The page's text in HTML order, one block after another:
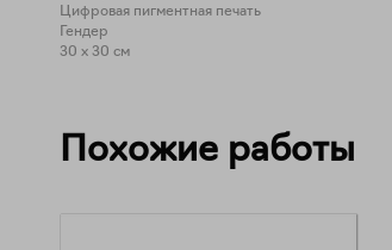
Цифровая пигментная печать
Гендер
30 x 30 см
Похожие работы